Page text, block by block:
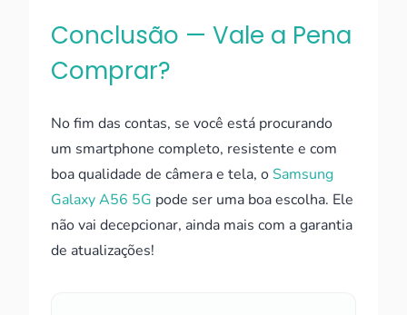
Conclusão — Vale a Pena
Comprar?
No fim das contas, se você está procurando
um smartphone completo, resistente e com
boa qualidade de câmera e tela, oSamsung
Galaxy A56 5G pode ser uma boa escolha. Ele
não vai decepcionar, ainda mais com a garantia
de atualizações!